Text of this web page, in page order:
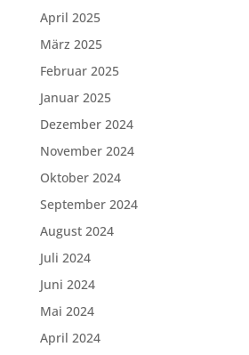
April 2025
März 2025
Februar 2025
Januar 2025
Dezember 2024
November 2024
Oktober 2024
September 2024
August 2024
Juli 2024
Juni 2024
Mai 2024
April 2024